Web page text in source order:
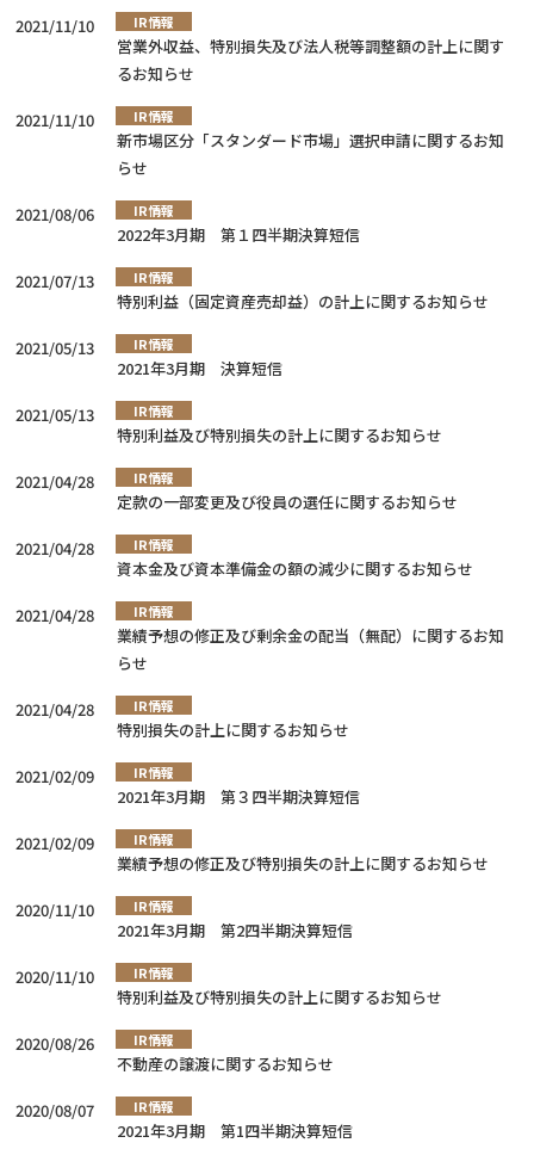
2021/11/10 IR情報
営業外収益、特別損失及び法人税等調整額の計上に関す
るお知らせ
2021/11/10 IR情報
新市場区分「スタンダード市場」選択申請に関するお知
らせ
2021/08/06 IR情報
2022年3月期 第１四半期決算短信
2021/07/13 IR情報
特別利益（固定資産売却益）の計上に関するお知らせ
2021/05/13 IR情報
2021年3月期 決算短信
2021/05/13 IR情報
特別利益及び特別損失の計上に関するお知らせ
2021/04/28 IR情報
定款の一部変更及び役員の選任に関するお知らせ
2021/04/28 IR情報
資本金及び資本準備金の額の減少に関するお知らせ
2021/04/28 IR情報
業績予想の修正及び剰余金の配当（無配）に関するお知
らせ
2021/04/28 IR情報
特別損失の計上に関するお知らせ
2021/02/09 IR情報
2021年3月期 第３四半期決算短信
2021/02/09 IR情報
業績予想の修正及び特別損失の計上に関するお知らせ
2020/11/10 IR情報
2021年3月期 第2四半期決算短信
2020/11/10 IR情報
特別利益及び特別損失の計上に関するお知らせ
2020/08/26 IR情報
不動産の譲渡に関するお知らせ
2020/08/07 IR情報
2021年3月期 第1四半期決算短信